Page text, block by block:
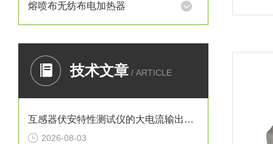
熔喷布无纺布电加热器
技术文章 / ARTICLE
互感器伏安特性测试仪的大电流输出有什么作用？
2026-08-03
是由